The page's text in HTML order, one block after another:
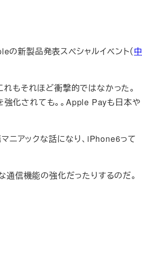
新製品発表スペシャルイベント（中
もそれほど衝撃的ではなかった。
化されても。。Apple Payも日本や
マニアックな話になり、iPhone6って
信機能の強化だったりするのだ。